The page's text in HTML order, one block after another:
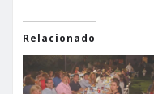
Relacionado